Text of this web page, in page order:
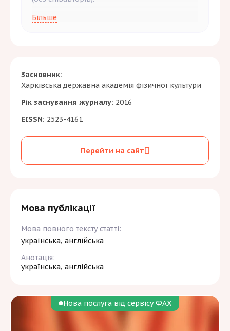
Засновник:
Харківська державна академія фізичної культури
Рік заснування журналу: 2016
EISSN: 2523-4161
Перейти на сайт
Мова публікації
Мова повного тексту статті:
українська, англійська
Анотація:
українська, англійська
Рекомендований обсяг статті від 8 сторінок.
Більше
Нова послуга від сервісу ФАХ